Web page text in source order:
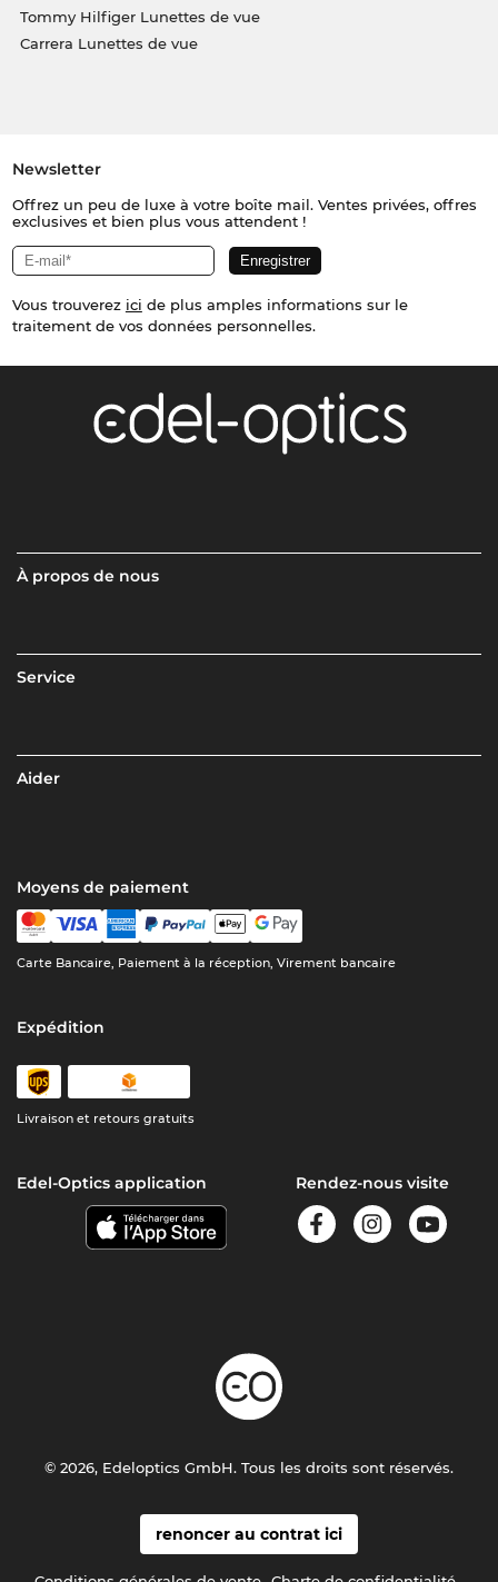
Tommy Hilfiger Lunettes de vue
Carrera Lunettes de vue
Newsletter
Offrez un peu de luxe à votre boîte mail. Ventes privées, offres
exclusives et bien plus vous attendent !
Vous trouverez ici de plus amples informations sur le
traitement de vos données personnelles.
À propos de nous
Service
Aider
Moyens de paiement
Carte Bancaire, Paiement à la réception, Virement bancaire
Expédition
Livraison et retours gratuits
Edel-Optics application Rendez-nous visite
renoncer au contrat ici
© 2026, Edeloptics GmbH. Tous les droits sont réservés.